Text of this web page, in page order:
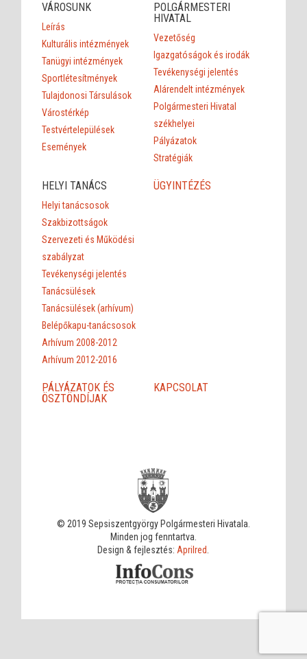
VÁROSUNK
Leírás
Kulturális intézmények
Tanügyi intézmények
Sportlétesítmények
Tulajdonosi Társulások
Várostérkép
Testvértelepülések
Események
POLGÁRMESTERI
HIVATAL
Vezetőség
Igazgatóságok és irodák
Tevékenységi jelentés
Alárendelt intézmények
Polgármesteri Hivatal
székhelyei
Pályázatok
Stratégiák
HELYI TANÁCS
Helyi tanácsosok
Szakbizottságok
Szervezeti és Működési
szabályzat
Tevékenységi jelentés
Tanácsülések
Tanácsülések (arhívum)
Belépőkapu-tanácsosok
Arhívum 2008-2012
Arhívum 2012-2016
ÜGYINTÉZÉS
PÁLYÁZATOK ÉS
ÖSZTÖNDÍJAK
KAPCSOLAT
© 2019 Sepsiszentgyörgy Polgármesteri Hivatala.
Minden jog fenntartva.
Design & fejlesztés: Aprilred